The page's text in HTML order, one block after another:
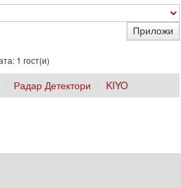
1 гост(и)
Радар Детектори KIYO